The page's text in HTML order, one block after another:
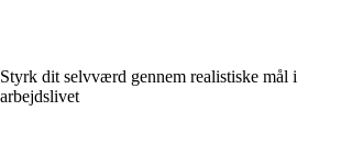
Styrk dit selvværd gennem realistiske mål i
arbejdslivet